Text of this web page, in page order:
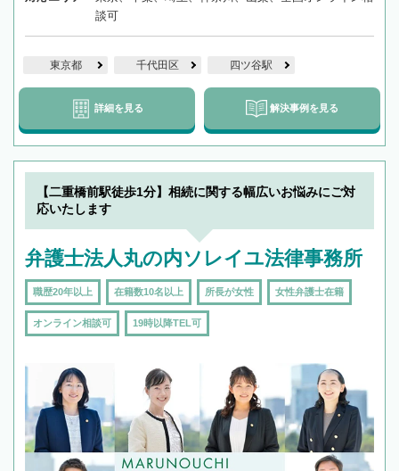
談可
東京都 千代田区 四ツ谷駅
詳細を見る 解決事例を見る
【二重橋前駅徒歩1分】相続に関する幅広いお悩みにご対
応いたします
弁護士法人丸の内ソレイユ法律事務所
職歴20年以上 在籍数10名以上 所長が女性 女性弁護士在籍
オンライン相談可 19時以降TEL可